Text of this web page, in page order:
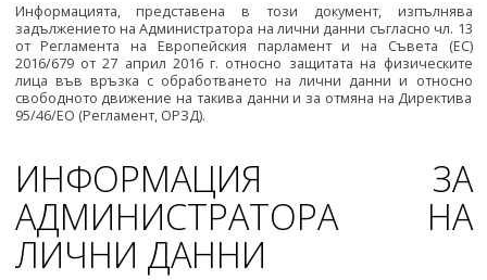
Информацията, представена в този документ, изпълнява
задължението на Администратора на лични данни съгласно чл. 13
от Регламента на Европейския парламент и на Съвета (ЕС)
2016/679 от 27 април 2016 г. относно защитата на физическите
лица във връзка с обработването на лични данни и относно
свободното движение на такива данни и за отмяна на Директива
95/46/ЕО (Регламент, ОРЗД).
ИНФОРМАЦИЯ ЗА
АДМИНИСТРАТОРА НА
ЛИЧНИ ДАННИ